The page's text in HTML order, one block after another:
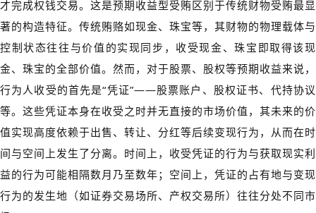
才完成权钱交易。这是预期收益型受贿区别于传统财物受贿最显
著的构造特征。传统贿赂如现金、珠宝等，其财物的物理载体与
控制状态往往与价值的实现同步，收受现金、珠宝即取得该现
金、珠宝的全部价值。然而，对于股票、股权等预期收益来说，
行为人收受的首先是“凭证”——股票账户、股权证书、代持协议
等。这些凭证本身在收受之时并无直接的市场价值，其未来的价
值实现高度依赖于出售、转让、分红等后续变现行为，从而在时
间与空间上发生了分离。时间上，收受凭证的行为与获取现实利
益的行为可能相隔数月乃至数年；空间上，凭证的占有地与变现
行为的发生地（如证券交易场所、产权交易所）往往分处不同市